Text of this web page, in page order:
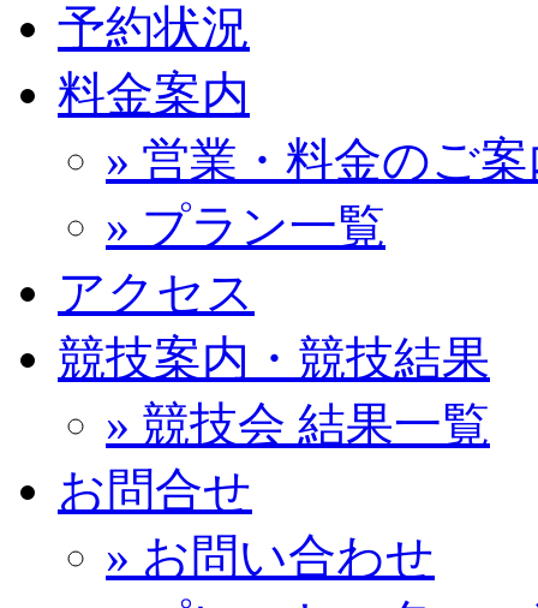
予約状況
料金案内
» 営業・料金のご
» プラン一覧
アクセス
競技案内・競技結果
» 競技会 結果一覧
お問合せ
» お問い合わせ